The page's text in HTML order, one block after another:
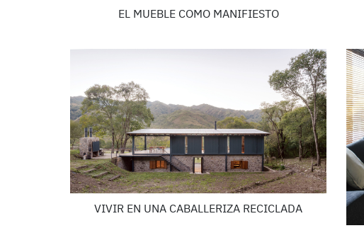
EL MUEBLE COMO MANIFIESTO
VIVIR EN UNA CABALLERIZA RECICLADA